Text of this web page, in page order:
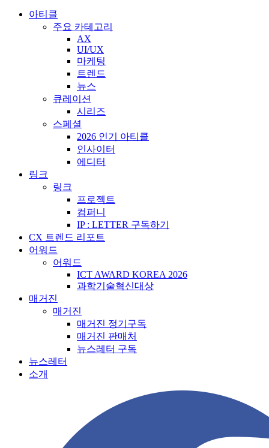
아티클
주요 카테고리
AX
UI/UX
마케팅
트렌드
뉴스
큐레이션
시리즈
스페셜
2026 인기 아티클
인사이터
에디터
링크
링크
프로젝트
컴퍼니
IP : LETTER 구독하기
CX 트렌드 리포트
어워드
어워드
ICT AWARD KOREA 2026
과학기술혁신대상
매거진
매거진
매거진 정기구독
매거진 판매처
뉴스레터 구독
뉴스레터
소개